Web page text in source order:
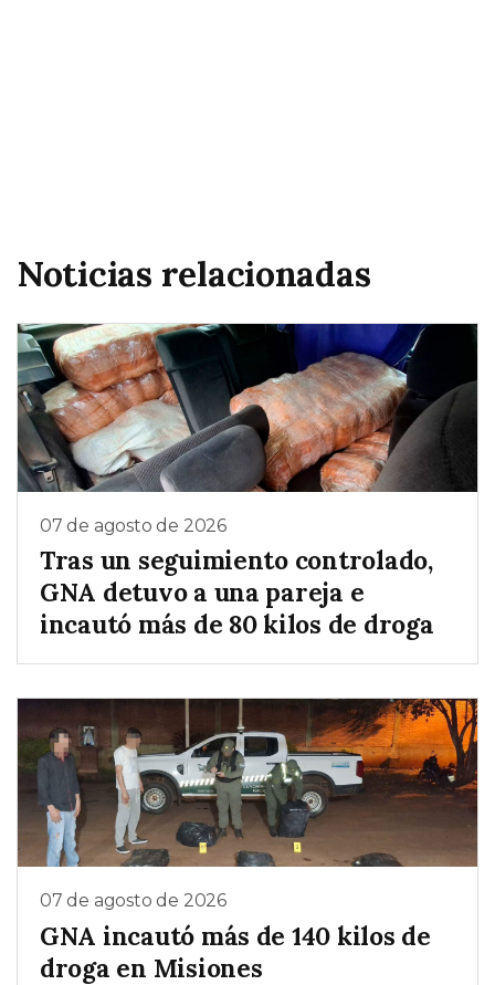
Noticias relacionadas
07 de agosto de 2026
Tras un seguimiento controlado,
GNA detuvo a una pareja e
incautó más de 80 kilos de droga
07 de agosto de 2026
GNA incautó más de 140 kilos de
droga en Misiones